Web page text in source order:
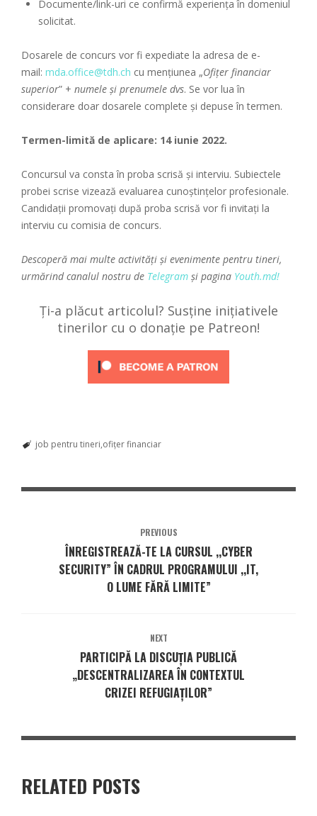
Documente/link-uri ce confirmă experiența în domeniul
solicitat.
Dosarele de concurs vor fi expediate la adresa de e-
mail: mda.office@tdh.ch cu mențiunea „Ofițer financiar
superior” + numele și prenumele dvs. Se vor lua în
considerare doar dosarele complete și depuse în termen.
Termen-limită de aplicare: 14 iunie 2022.
Concursul va consta în proba scrisă și interviu. Subiectele
probei scrise vizează evaluarea cunoștințelor profesionale.
Candidații promovați după proba scrisă vor fi invitați la
interviu cu comisia de concurs.
Descoperă mai multe activități și evenimente pentru tineri,
urmărind canalul nostru de Telegram și pagina Youth.md!
Ți-a plăcut articolul? Susține inițiativele
tinerilor cu o donație pe Patreon!
job pentru tineri ofițer financiar
PREVIOUS
ÎNREGISTREAZĂ-TE LA CURSUL ,,CYBER
SECURITY” ÎN CADRUL PROGRAMULUI ,,IT,
O LUME FĂRĂ LIMITE”
NEXT
PARTICIPĂ LA DISCUȚIA PUBLICĂ
„DESCENTRALIZAREA ÎN CONTEXTUL
CRIZEI REFUGIAȚILOR”
RELATED POSTS